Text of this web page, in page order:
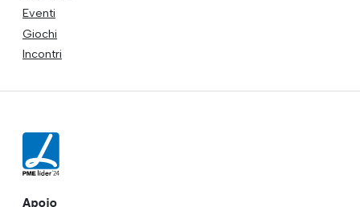
Eventi
Giochi
Incontri
Apoio